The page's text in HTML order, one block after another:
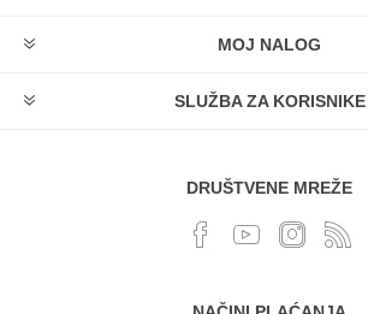
MOJ NALOG
SLUŽBA ZA KORISNIKE
DRUŠTVENE MREŽE